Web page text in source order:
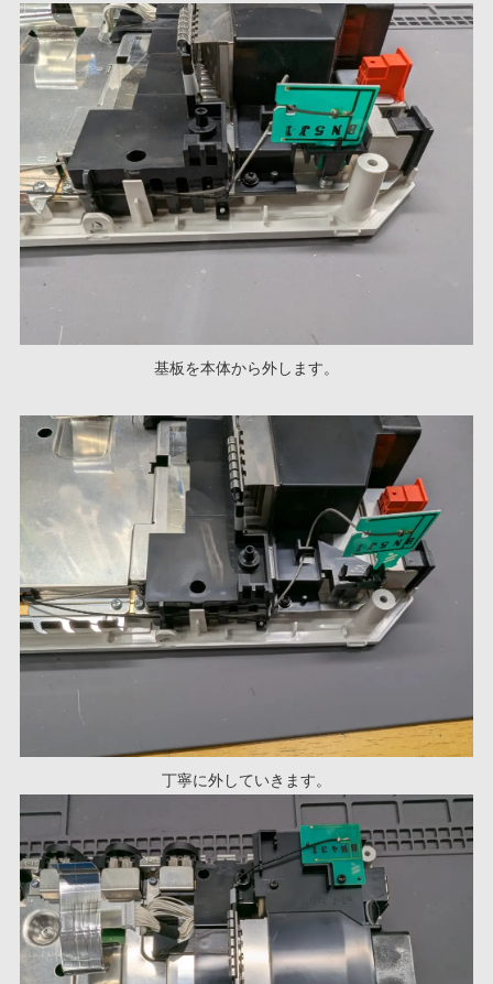
基板を本体から外します。
丁寧に外していきます。